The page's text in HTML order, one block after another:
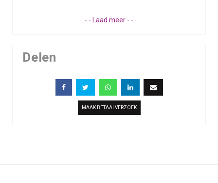
- - Laad meer - -
Delen
MAAK BETAALVERZOEK